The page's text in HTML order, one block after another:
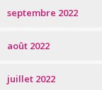
septembre 2022
août 2022
juillet 2022